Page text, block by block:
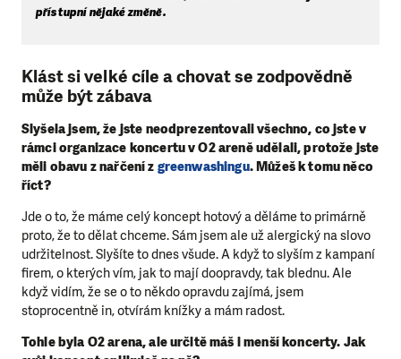
přístupní nějaké změně.
Klást si velké cíle a chovat se zodpovědně
může být zábava
Slyšela jsem, že jste neodprezentovali všechno, co jste v
rámci organizace koncertu v O2 areně udělali, protože jste
měli obavu z nařčení z greenwashingu. Můžeš k tomu něco
říct?
Jde o to, že máme celý koncept hotový a děláme to primárně
proto, že to dělat chceme. Sám jsem ale už alergický na slovo
udržitelnost. Slyšíte to dnes všude. A když to slyším z kampaní
firem, o kterých vím, jak to mají doopravdy, tak blednu. Ale
když vidím, že se o to někdo opravdu zajímá, jsem
stoprocentně in, otvírám knížky a mám radost.
Tohle byla O2 arena, ale určitě máš i menší koncerty. Jak